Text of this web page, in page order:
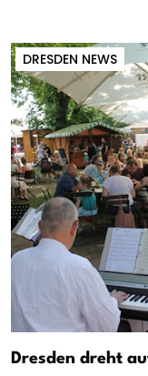
DRESDEN NEWS
Dresden dreht